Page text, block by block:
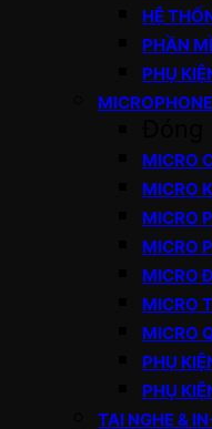
HỆ
PHẦN
PHỤ
MICROPHONE
MICRO
MICRO
MICRO
MICRO
MICRO
MICRO
MICRO
PHỤ
PHỤ
TAI NGHE &